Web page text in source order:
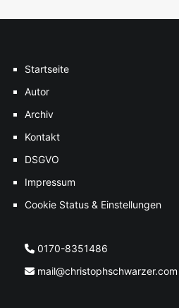
Startseite
Autor
Archiv
Kontakt
DSGVO
Impressum
Cookie Status & Einstellungen
0170-8351486
mail@christophschwarzer.com